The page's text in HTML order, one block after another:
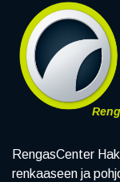
RengasCenter
renkaaseen ja